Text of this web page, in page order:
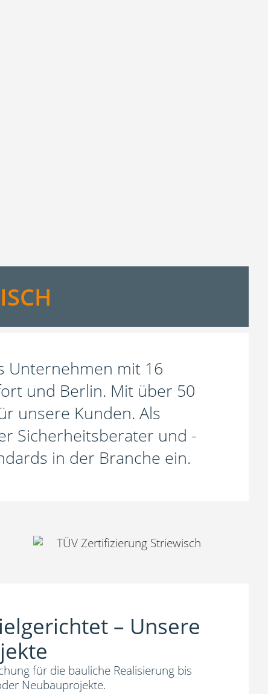
Unternehmen mit 16
und Berlin. Mit über 50
unsere Kunden. Als
Sicherheitsberater und -
in der Branche ein.
– Unsere
für die bauliche Realisierung bis
Neubauprojekte.